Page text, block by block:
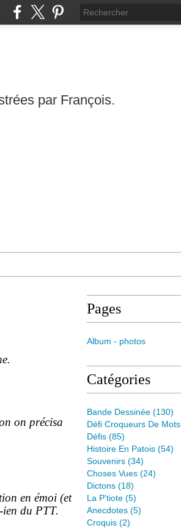
par François.
on précisa
en émoi (et
du PTT.
Pages
Album - photos
Catégories
Bande Dessinée (130)
Défi Croqueurs De Mots
Défis (85)
Histoire En Patois (54)
Souvenirs (34)
Choses Vues (24)
Dictons (18)
La P'tiote (5)
Anecdotes (5)
Croquis (2)